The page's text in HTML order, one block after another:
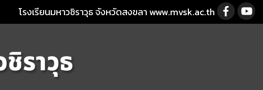
โรงเรียนมหาวชิราวุธ จังหวัดสงขลา www.mvsk.ac.th